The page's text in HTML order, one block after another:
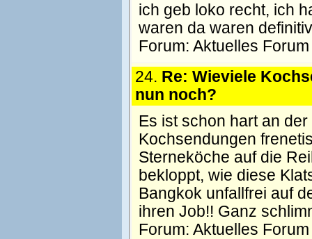
ich geb loko recht, ich
waren da waren
Forum: Aktuelles Forum
24. Re: Wieviele
nun noch?
Es ist schon hart an
Kochsendungen
Sterneköche auf die
bekloppt, wie diese
Bangkok unfallfrei auf
ihren Job!! Ganz
Forum: Aktuelles Forum